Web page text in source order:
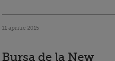
11 aprilie 2015
Bursa de la New